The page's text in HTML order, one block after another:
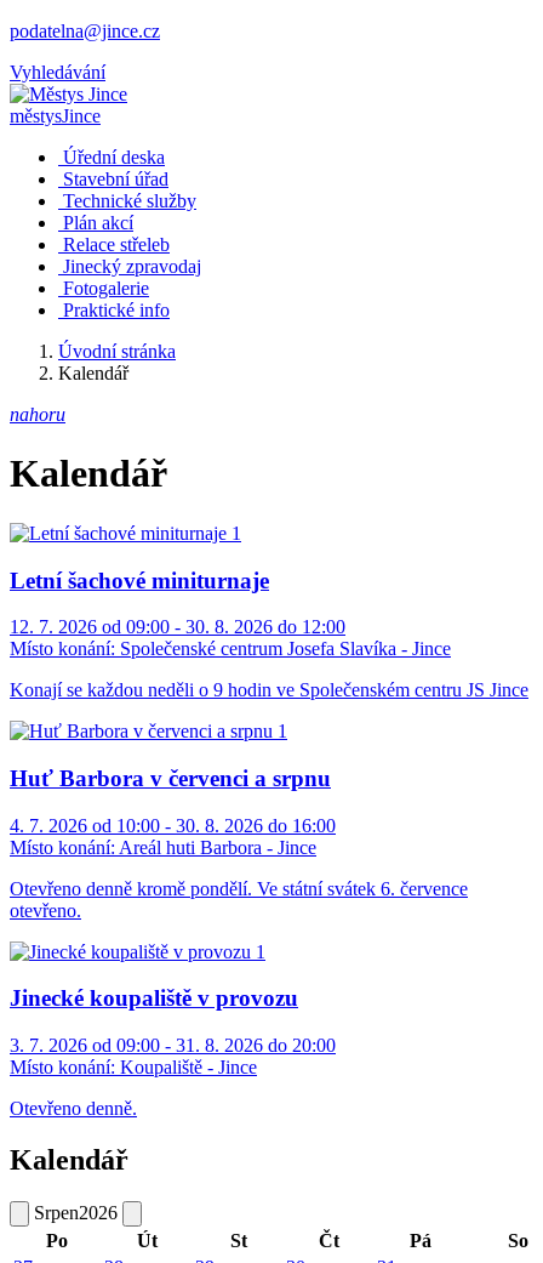
podatelna@jince.cz
Vyhledávání
městysJince
Úřední deska
Stavební úřad
Technické služby
Plán akcí
Relace střeleb
Jinecký zpravodaj
Fotogalerie
Praktické info
Úvodní stránka
Kalendář
nahoru
Kalendář
Letní šachové miniturnaje
12. 7. 2026 od 09:00 - 30. 8. 2026 do 12:00
Místo konání: Společenské centrum Josefa Slavíka - Jince
Konají se každou neděli o 9 hodin ve Společenském centru JS Jince
Huť Barbora v červenci a srpnu
4. 7. 2026 od 10:00 - 30. 8. 2026 do 16:00
Místo konání: Areál huti Barbora - Jince
Otevřeno denně kromě pondělí. Ve státní svátek 6. července
otevřeno.
Jinecké koupaliště v provozu
3. 7. 2026 od 09:00 - 31. 8. 2026 do 20:00
Místo konání: Koupaliště - Jince
Otevřeno denně.
Kalendář
Srpen2026
Po
Út St Čt Pá
So